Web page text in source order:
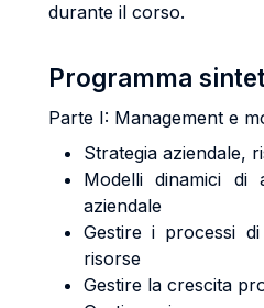
durante il corso.
Programma
Parte I: Management e
Strategia aziendale,
Modelli dinamici di
aziendale
Gestire i processi
risorse
Gestire la crescita